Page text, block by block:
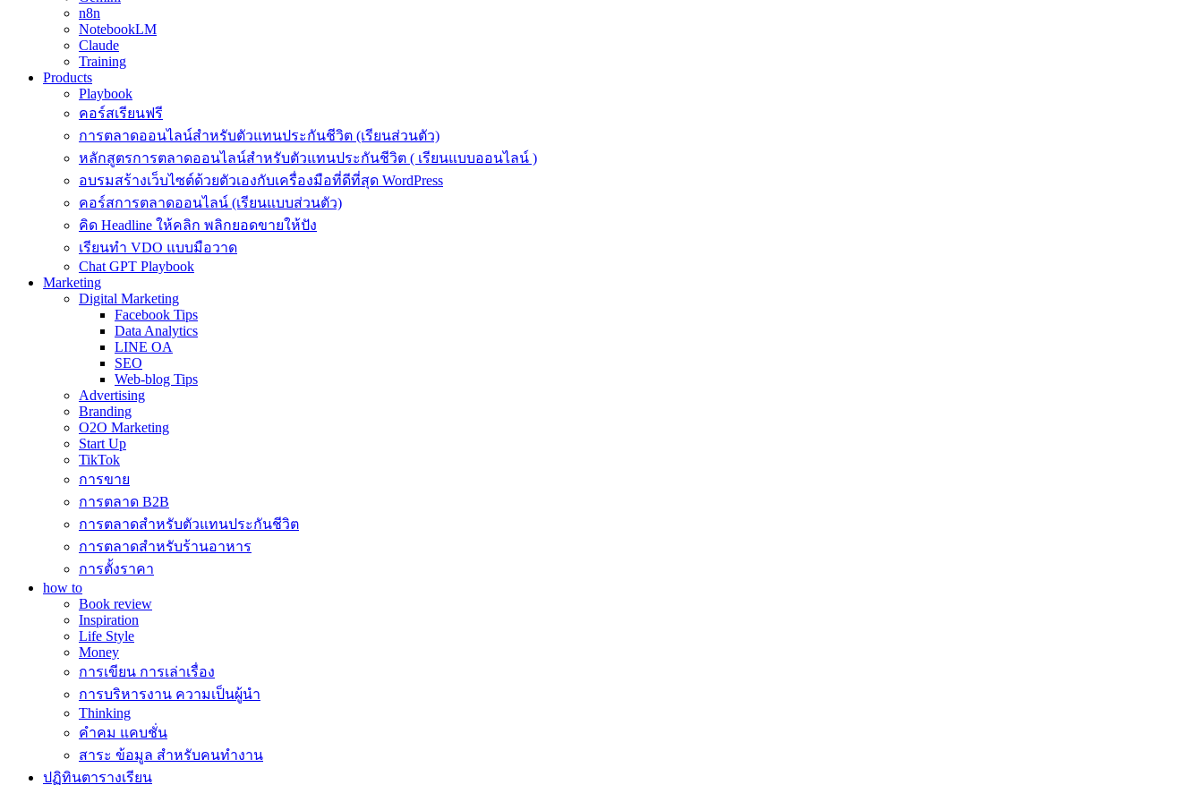
n8n
NotebookLM
Claude
Training
Products
Playbook
คอร์สเรียนฟรี
การตลาดออนไลน์สำหรับตัวแทนประกันชีวิต (เรียนส่วนตัว)
หลักสูตรการตลาดออนไลน์สำหรับตัวแทนประกันชีวิต ( เรียนแบบออนไลน์ )
อบรมสร้างเว็บไซต์ด้วยตัวเองกับเครื่องมือที่ดีที่สุด WordPress
คอร์สการตลาดออนไลน์ (เรียนแบบส่วนตัว)
คิด Headline ให้คลิก พลิกยอดขายให้ปัง
เรียนทำ VDO แบบมือวาด
Chat GPT Playbook
Marketing
Digital Marketing
Facebook Tips
Data Analytics
LINE OA
SEO
Web-blog Tips
Advertising
Branding
O2O Marketing
Start Up
TikTok
การขาย
การตลาด B2B
การตลาดสำหรับตัวแทนประกันชีวิต
การตลาดสำหรับร้านอาหาร
การตั้งราคา
how to
Book review
Inspiration
Life Style
Money
การเขียน การเล่าเรื่อง
การบริหารงาน ความเป็นผู้นำ
Thinking
คำคม แคบชั่น
สาระ ข้อมูล สำหรับคนทำงาน
ปฏิทินตารางเรียน